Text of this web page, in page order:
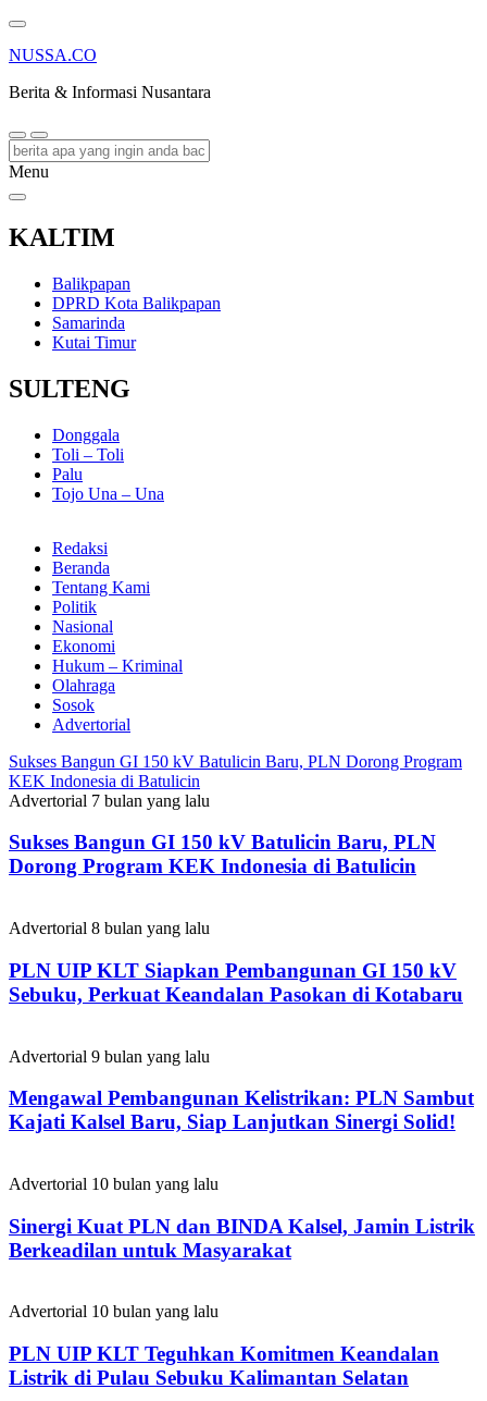
NUSSA.CO
Berita & Informasi Nusantara
Menu
KALTIM
Balikpapan
DPRD Kota Balikpapan
Samarinda
Kutai Timur
SULTENG
Donggala
Toli – Toli
Palu
Tojo Una – Una
Redaksi
Beranda
Tentang Kami
Politik
Nasional
Ekonomi
Hukum – Kriminal
Olahraga
Sosok
Advertorial
Sukses Bangun GI 150 kV Batulicin Baru, PLN Dorong Program
KEK Indonesia di Batulicin
Advertorial 7 bulan yang lalu
Sukses Bangun GI 150 kV Batulicin Baru, PLN
Dorong Program KEK Indonesia di Batulicin
Advertorial 8 bulan yang lalu
PLN UIP KLT Siapkan Pembangunan GI 150 kV
Sebuku, Perkuat Keandalan Pasokan di Kotabaru
Advertorial 9 bulan yang lalu
Mengawal Pembangunan Kelistrikan: PLN Sambut
Kajati Kalsel Baru, Siap Lanjutkan Sinergi Solid!
Advertorial 10 bulan yang lalu
Sinergi Kuat PLN dan BINDA Kalsel, Jamin Listrik
Berkeadilan untuk Masyarakat
Advertorial 10 bulan yang lalu
PLN UIP KLT Teguhkan Komitmen Keandalan
Listrik di Pulau Sebuku Kalimantan Selatan